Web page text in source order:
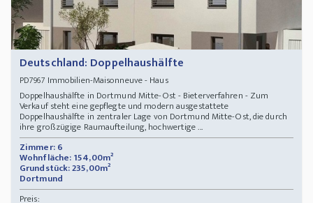
Deutschland: Doppelhaushälfte
PD7967 Immobilien-Maisonneuve - Haus
Doppelhaushälfte in Dortmund Mitte-Ost - Bieterverfahren - Zum
Verkauf steht eine gepflegte und modern ausgestattete
Doppelhaushälfte in zentraler Lage von Dortmund Mitte-Ost, die durch
ihre großzügige Raumaufteilung, hochwertige ...
Zimmer: 6
Wohnfläche: 154,00m²
Grundstück: 235,00m²
Dortmund
Preis: